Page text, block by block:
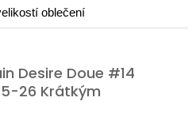
oblečení
Desire Doue #14
26 Krátkým